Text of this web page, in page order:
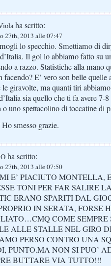
ha scritto:
27th, 2013 alle 07:47
lo specchio. Smettiamo di
Il gol lo abbiamo fatto su
a razzo. Statistiche alla mano
facendo? E’ vero son belle
le giravolte, ma quanti tiri
sia quello che ti fa avere 7-
o uno spettacolino di toccatine di
smesso grazie.
ha scritto:
27th, 2013 alle 07:50
E’ PIACIUTO MONTELLA,
TONI PER FAR SALIRE
ERANO SPARITI DAL
IN SERATA, FORSE
COME SEMPRE
ALLE STALLE NEL GIRO
PERSO CONTRO UNA
PUNTO.MA NON SI PUO’
BUTTARE VIA TUTTO!!!